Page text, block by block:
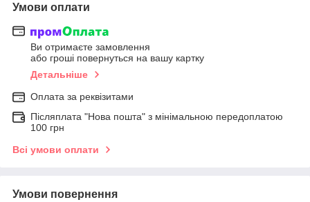
Умови оплати
Ви отримаєте замовлення
або гроші повернуться на вашу картку
Детальніше
Оплата за реквізитами
Післяплата "Нова пошта" з мінімальною передоплатою
100 грн
Всі умови оплати
Умови повернення